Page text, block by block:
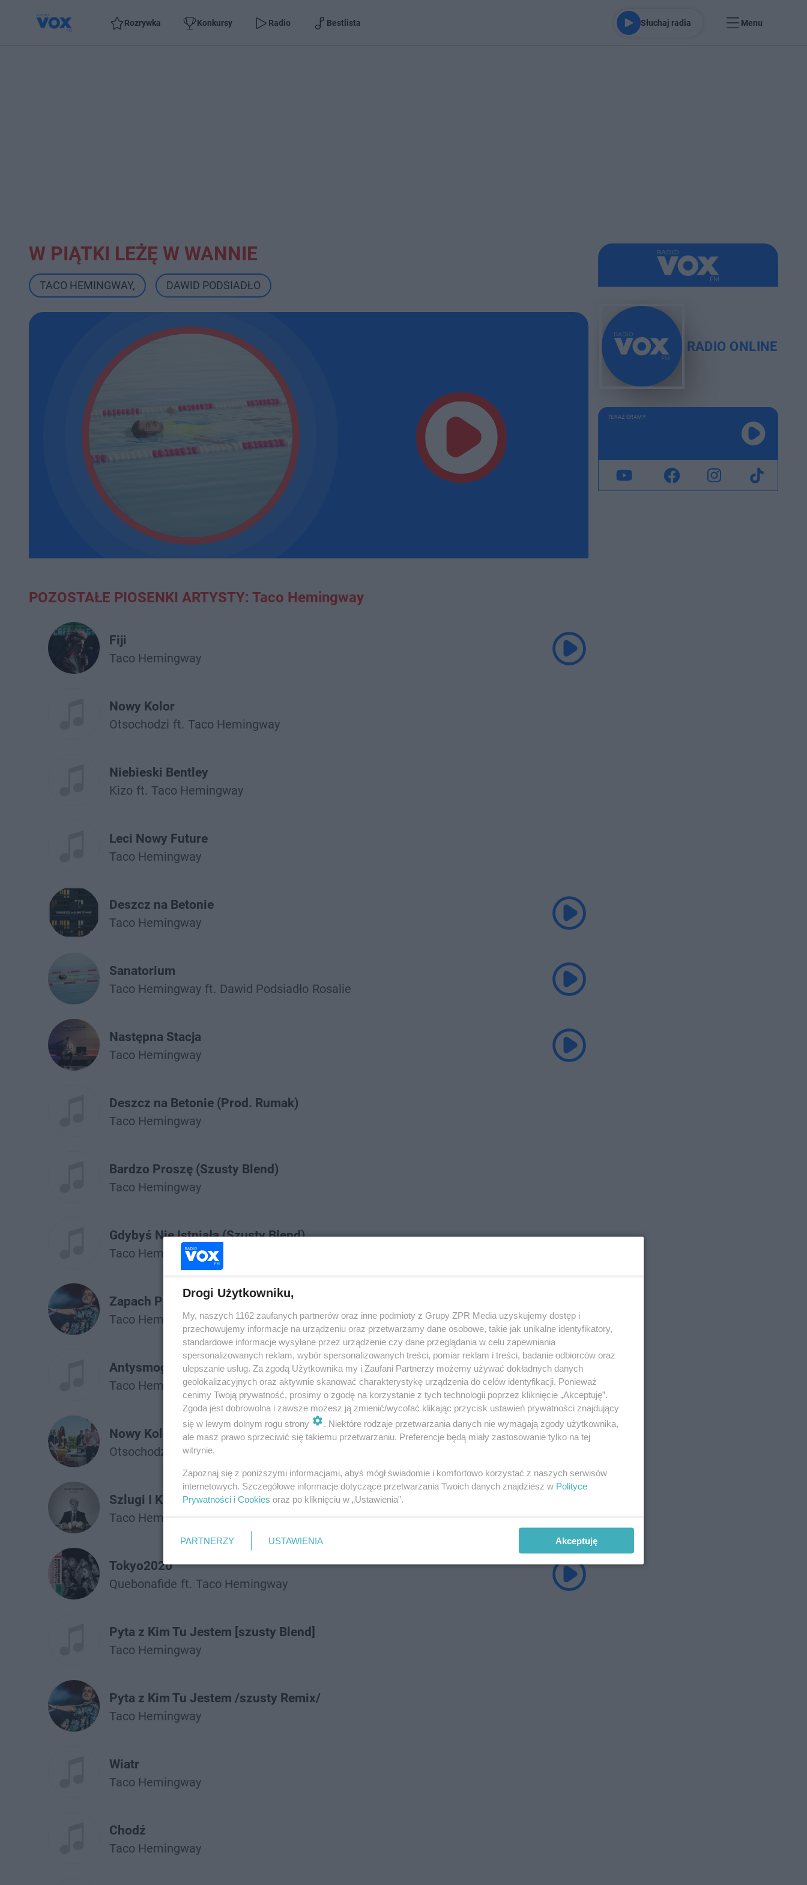
Rozrywka Konkursy Radio Bestlista Słuchaj radia Menu
W PIĄTKI LEŻĘ W WANNIE
TACO HEMINGWAY, DAWID PODSIADŁO
POZOSTAŁE PIOSENKI ARTYSTY: Taco Hemingway
Fiji
Taco Hemingway
Nowy Kolor
Otsochodzi ft. Taco Hemingway
Niebieski Bentley
Kizo ft. Taco Hemingway
Leci Nowy Future
Taco Hemingway
Deszcz na Betonie
Taco Hemingway
Sanatorium
Taco Hemingway ft. Dawid Podsiadło Rosalie
Następna Stacja
Taco Hemingway
Deszcz na Betonie (Prod. Rumak)
Taco Hemingway
Bardzo Proszę (Szusty Blend)
Taco Hemingway
Gdybyś Nie Istniała (Szusty Blend)
Taco Hemingway
Zapach Perfum/follow You /szusty Remix/
Taco Hemingway Twocolors
Antysmogowa Maska w Moim Carry-On Baggage
Taco Hemingway ft. Pezet
Nowy Kolor
Otsochodzi
Taco Hemingway
Szlugi I Kalafiory
Taco Hemingway
Tokyo2020
Quebonafide ft. Taco Hemingway
Pyta z Kim Tu Jestem [szusty Blend]
Taco Hemingway
Pyta z Kim Tu Jestem /szusty Remix/
Taco Hemingway
Wiatr
Taco Hemingway
Chodź
Taco Hemingway
RADIO ONLINE
TERAZ GRAMY
Drogi Użytkowniku,
My, naszych 1162 zaufanych partnerów oraz inne podmioty z Grupy ZPR Media uzyskujemy dostęp i
przechowujemy informacje na urządzeniu oraz przetwarzamy dane osobowe, takie jak unikalne identyfikatory,
standardowe informacje wysyłane przez urządzenie czy dane przeglądania w celu zapewniania
spersonalizowanych reklam, wybór spersonalizowanych treści, pomiar reklam i treści, badanie odbiorców oraz
ulepszanie usług. Za zgodą Użytkownika my i Zaufani Partnerzy możemy używać dokładnych danych
geolokalizacyjnych oraz aktywnie skanować charakterystykę urządzenia do celów identyfikacji. Ponieważ
cenimy Twoją prywatność, prosimy o zgodę na korzystanie z tych technologii poprzez kliknięcie „Akceptuję”.
Zgoda jest dobrowolna i zawsze możesz ją zmienić/wycofać klikając przycisk ustawień prywatności znajdujący
się w lewym dolnym rogu strony
. Niektóre rodzaje przetwarzania danych nie wymagają zgody użytkownika,
ale masz prawo sprzeciwić się takiemu przetwarzaniu. Preferencje będą miały zastosowanie tylko na tej
witrynie.
Zapoznaj się z poniższymi informacjami, abyś mógł świadomie i komfortowo korzystać z naszych serwisów
internetowych. Szczegółowe informacje dotyczące przetwarzania Twoich danych znajdziesz w Polityce
Prywatności i Cookies oraz po kliknięciu w „Ustawienia”.
PARTNERZY USTAWIENIA Akceptuję